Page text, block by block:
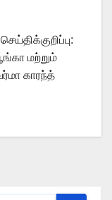
மற்றும்
காரந்த்